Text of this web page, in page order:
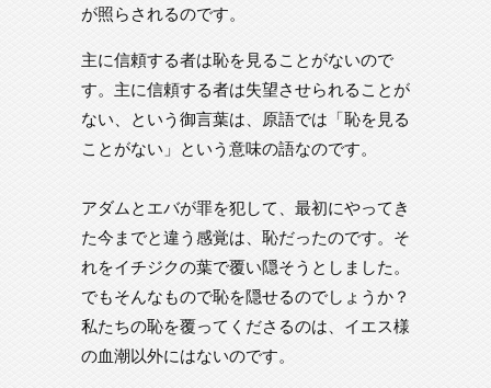
が照らされるのです。
主に信頼する者は恥を見ることがないので
す。主に信頼する者は失望させられることが
ない、という御言葉は、原語では「恥を見る
ことがない」という意味の語なのです。
アダムとエバが罪を犯して、最初にやってき
た今までと違う感覚は、恥だったのです。そ
れをイチジクの葉で覆い隠そうとしました。
でもそんなもので恥を隠せるのでしょうか？
私たちの恥を覆ってくださるのは、イエス様
の血潮以外にはないのです。